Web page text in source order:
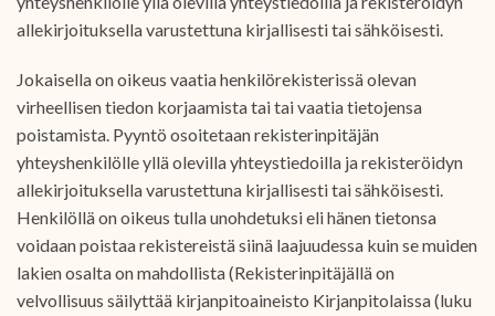
allekirjoituksella varustettuna kirjallisesti tai sähköisesti.
Jokaisella on oikeus vaatia henkilörekisterissä olevan
virheellisen tiedon korjaamista tai tai vaatia tietojensa
poistamista. Pyyntö osoitetaan rekisterinpitäjän
yhteyshenkilölle yllä olevilla yhteystiedoilla ja rekisteröidyn
allekirjoituksella varustettuna kirjallisesti tai sähköisesti.
Henkilöllä on oikeus tulla unohdetuksi eli hänen tietonsa
voidaan poistaa rekistereistä siinä laajuudessa kuin se muiden
lakien osalta on mahdollista (Rekisterinpitäjällä on
velvollisuus säilyttää kirjanpitoaineisto Kirjanpitolaissa (luku